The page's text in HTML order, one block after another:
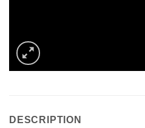
DESCRIPTION